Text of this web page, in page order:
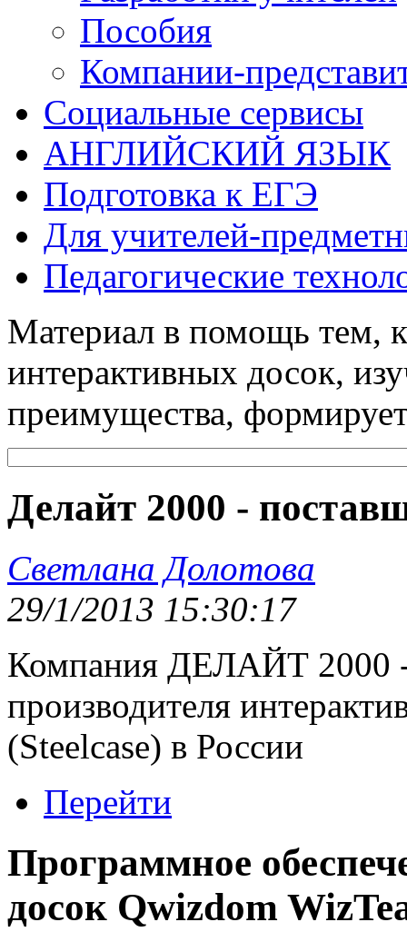
Пособия
Компании-
Социальные сервисы
АНГЛИЙСКИЙ ЯЗЫК
Подготовка к ЕГЭ
Для учителей-
Педагогические
Материал в помощь тем,
интерактивных досок,
преимущества,
Делайт 2000 -
Светлана Долотова
29/1/2013 15:30:17
Компания ДЕЛАЙТ 2000
производителя
(Steelcase) в России
Перейти
Программное
досок Qwizdom